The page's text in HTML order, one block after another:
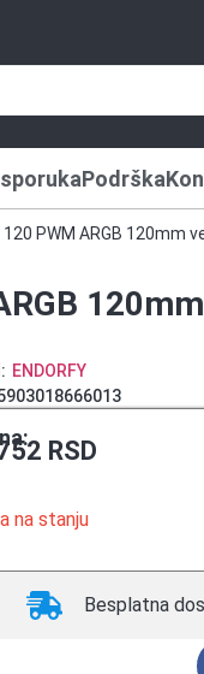
Podrška
PWM ARGB 120mm
ENDORFY
RSD
na stanju
Besplatna